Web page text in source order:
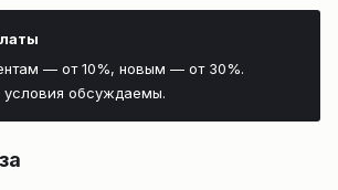
— от 10%, новым — от 30%.
условия обсуждаемы.